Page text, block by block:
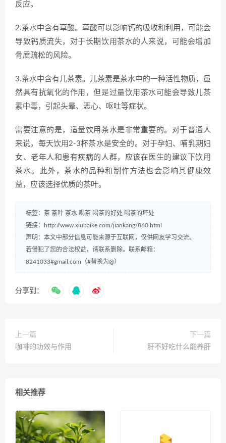
反应。
2.茶水中含有草酸。草酸可以影响钙的吸收和利用，可能会
导致钙质流失，对于长期饮用茶水的人来说，可能会增加
骨质疏松的风险。
3.茶水中含有儿茶素。儿茶素是茶水中的一种活性物质，虽
然具有抗氧化的作用，但是过量饮用茶水可能会导致儿茶
素中毒，引起头晕、恶心、呕吐等症状。
需要注意的是，适量饮用茶水是非常重要的。对于普通人
来说，每天饮用2-3杯茶水是安全的。对于孕妇、哺乳期妇
女、老年人和患有疾病的人群，应该在医生的建议下饮用
茶水。此外，茶水的品种和制作方法也会影响其健康效
益，应该选择优质的茶叶。
标签： 茶 茶叶 茶水 喝茶 喝茶的好处 喝茶的坏处
链接：
http://www.xiubaike.com/jiankang/860.html
声明：本文中部分信息可能来源于互联网，仅供网友学习交流。
若侵犯了您的合法权益，请联系删除。联系邮箱：
8241033#gmail.com（#替换为@）
分享到：
上一篇
咖啡的功效与作用
下一篇
肝不好吃什么能养肝
相关推荐